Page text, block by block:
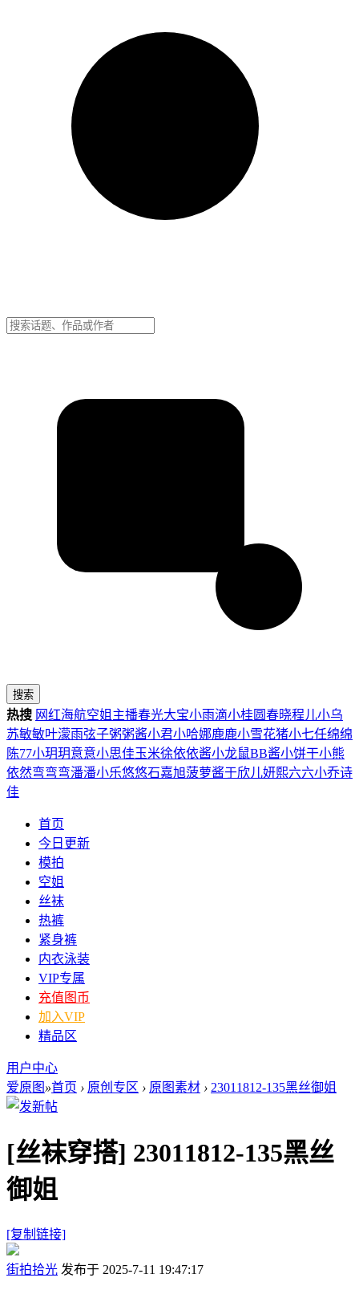
搜索
热搜 网红海航空姐 主播春光大宝小雨滴小桂圆春晓程儿小乌
苏敏敏叶濛雨弦子粥粥酱小君小哈娜鹿鹿小雪花猪小七任绵绵
陈77小玥玥意意小思佳玉米徐依依酱小龙鼠BB酱小饼干小熊
依然弯弯弯潘潘小乐悠悠石嘉旭菠萝酱于欣儿妍熙六六小乔诗
佳
首页
今日更新
模拍
空姐
丝袜
热裤
紧身裤
内衣泳装
VIP专属
充值图币
加入VIP
精品区
用户中心
爱原图 »首页 › 原创专区 › 原图素材 › 23011812-135黑丝御姐
[丝袜穿搭] 23011812-135黑丝
御姐
[复制链接]
街拍拾光 发布于 2025-7-11 19:47:17